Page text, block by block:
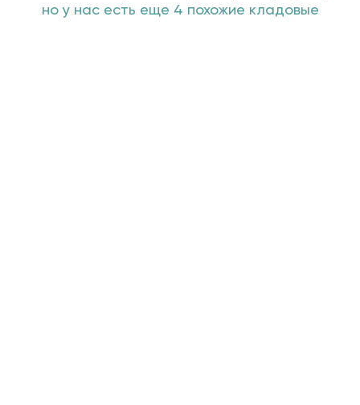
но у нас есть еще 4 похожие кладовые